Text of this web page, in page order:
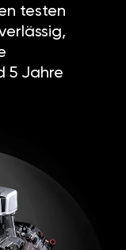
testen
5 Jahre